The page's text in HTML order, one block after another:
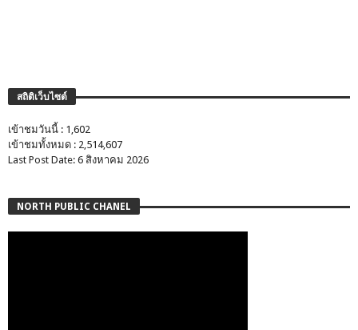
สถิติเว็บไซต์
เข้าชมวันนี้ : 1,602
เข้าชมทั้งหมด : 2,514,607
Last Post Date: 6 สิงหาคม 2026
NORTH PUBLIC CHANEL